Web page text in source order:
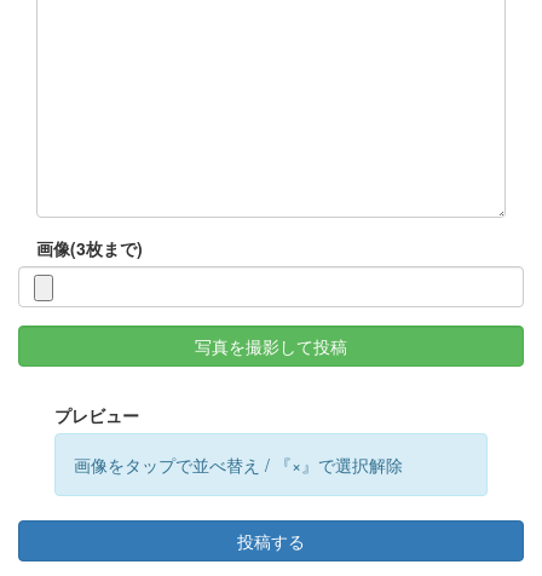
画像(3枚まで)
写真を撮影して投稿
プレビュー
画像をタップで並べ替え / 『×』で選択解除
投稿する